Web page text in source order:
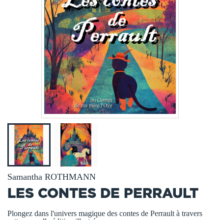
Samantha ROTHMANN
LES CONTES DE PERRAULT
Plongez dans l'univers magique des contes de Perrault à travers